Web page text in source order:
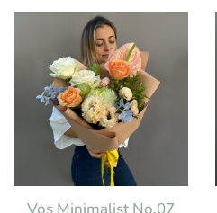
Vos Minimalist No.07